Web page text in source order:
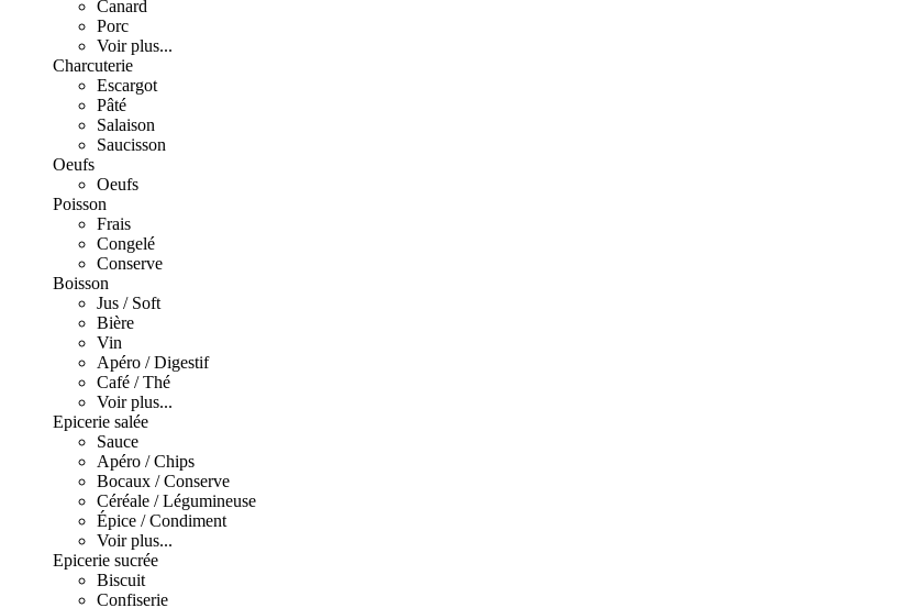
Canard
Porc
Voir plus...
Charcuterie
Escargot
Pâté
Salaison
Saucisson
Oeufs
Oeufs
Poisson
Frais
Congelé
Conserve
Boisson
Jus / Soft
Bière
Vin
Apéro / Digestif
Café / Thé
Voir plus...
Epicerie salée
Sauce
Apéro / Chips
Bocaux / Conserve
Céréale / Légumineuse
Épice / Condiment
Voir plus...
Epicerie sucrée
Biscuit
Confiserie